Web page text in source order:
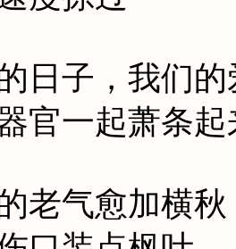
日子，我们
官一起萧条起
老气愈加横秋